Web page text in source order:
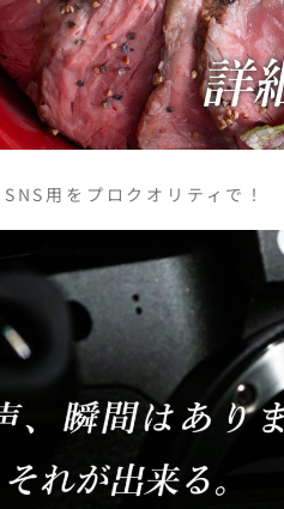
用をプロクオリティで！